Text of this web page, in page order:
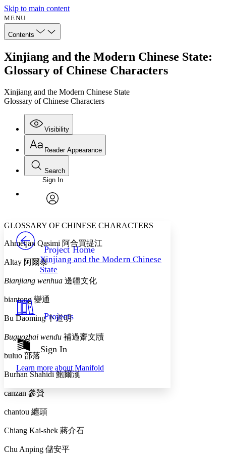
Skip to main content
MENU
Contents
Xinjiang and the Modern Chinese State:
Glossary of Chinese Characters
Xinjiang and the Modern Chinese State
Glossary of Chinese Characters
Visibility
Annotations
Others
Your highlights
Show all Hide all
Reader Appearance
Font
Font style
Decrease font size
Decrease font size Increase font size
Color Scheme
Dark
Annotation contrast
abc Low
abc
Margins
Increase text margins
Reset to Defaults
Search
Enter search criteria
Search within:
PROJECT
Sign In
Project Home
Xinjiang and the Modern Chinese
State
Projects
Sign In
Learn more about Manifold
GLOSSARY OF CHINESE CHARACTERS
Ahmetjan Qasimi 阿合買提江
Altay 阿爾泰
Bianjiang wenhua 邊疆文化
biantong 變通
Bu Daoming卜道明
Buguozhai wendu 補過齋文牘
buluo 部落
Burhan Shahidi 鮑爾漢
canzan 參贊
chantou 纏頭
Chiang Kai-shek 蔣介石
Chu Anping 儲安平